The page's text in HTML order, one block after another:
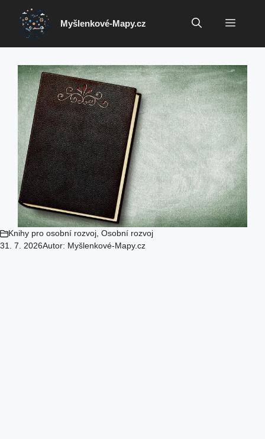
Přeskočit
obsah
Myšlenkové-Mapy.cz Menu
Knihy pro osobní rozvoj Osobní rozvoj
31. 7. 2026Autor: Myšlenkové-Mapy.cz